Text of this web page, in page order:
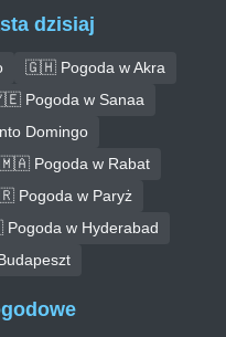
dzisiaj
🇬🇭 Pogoda w Akra
Pogoda w Sanaa
Domingo
🇲🇦 Pogoda w Rabat
Pogoda w Paryż
w Hyderabad